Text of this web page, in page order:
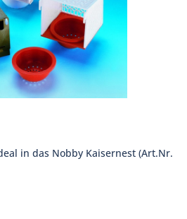
in das Nobby Kaisernest (Art.Nr.